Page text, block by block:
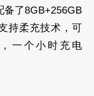
备了8GB+256GB
持柔充技术，可
一个小时充电